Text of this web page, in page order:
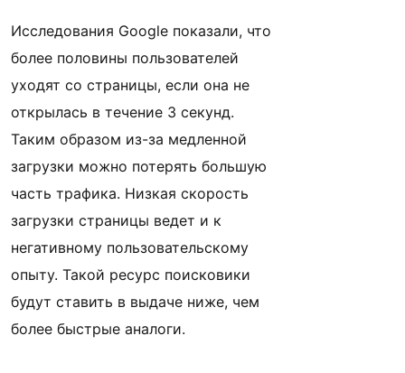
Исследования Google показали, что
более половины пользователей
уходят со страницы, если она не
открылась в течение 3 секунд.
Таким образом из-за медленной
загрузки можно потерять большую
часть трафика. Низкая скорость
загрузки страницы ведет и к
негативному пользовательскому
опыту. Такой ресурс поисковики
будут ставить в выдаче ниже, чем
более быстрые аналоги.